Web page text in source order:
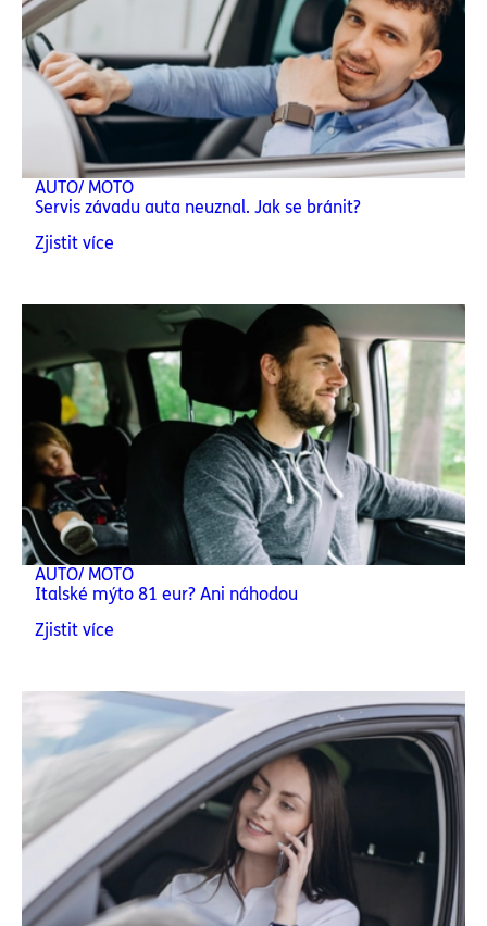
AUTO/ MOTO
Servis závadu auta neuznal. Jak se bránit?
Zjistit více
AUTO/ MOTO
Italské mýto 81 eur? Ani náhodou
Zjistit více